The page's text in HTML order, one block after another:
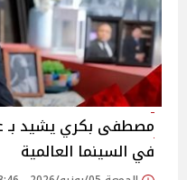
مصطفى بكري يشيد بـ
في السينما العالمية